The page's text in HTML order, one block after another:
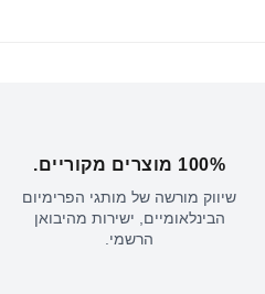
100% מוצרים מקוריים.
שיווק מורשה של מותגי הפרימיום
הבינלאומיים, ישירות מהיבואן
הרשמי.